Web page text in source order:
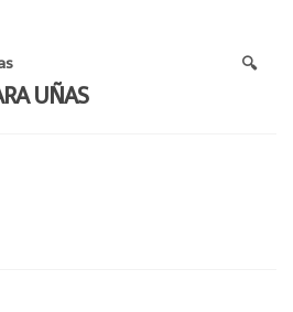
a
🔍
UÑAS